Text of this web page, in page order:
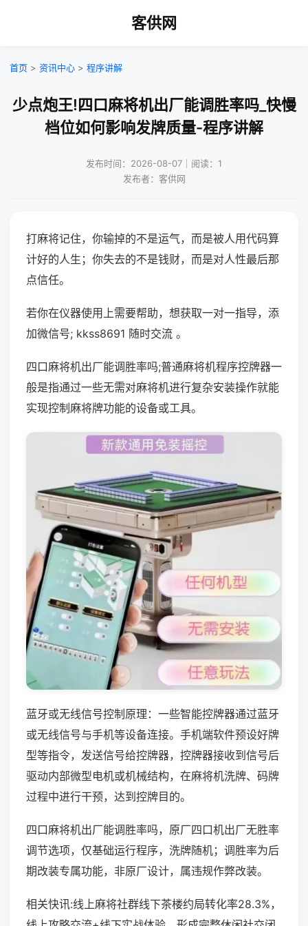
客供网
首页 > 资讯中心 > 程序讲解
少点炮王!四口麻将机出厂能调胜率吗_快慢
档位如何影响发牌质量-程序讲解
发布时间：2026-08-07｜阅读：1
发布者：客供网
打麻将记住，你输掉的不是运气，而是被人用代码算
计好的人生；你失去的不是钱财，而是对人性最后那
点信任。
若你在仪器使用上需要帮助，想获取一对一指导，添
加微信号; kkss8691 随时交流 。
四口麻将机出厂能调胜率吗;普通麻将机程序控牌器一
般是指通过一些无需对麻将机进行复杂安装操作就能
实现控制麻将牌功能的设备或工具。
蓝牙或无线信号控制原理：一些智能控牌器通过蓝牙
或无线信号与手机等设备连接。手机端软件预设好牌
型等指令，发送信号给控牌器，控牌器接收到信号后
驱动内部微型电机或机械结构，在麻将机洗牌、码牌
过程中进行干预，达到控牌目的。
四口麻将机出厂能调胜率吗，原厂四口机出厂无胜率
调节选项，仅基础运行程序，洗牌随机；调胜率为后
期改装专属功能，非原厂设计，属违规作弊改装。
相关快讯:线上麻将社群线下茶楼约局转化率28.3%，